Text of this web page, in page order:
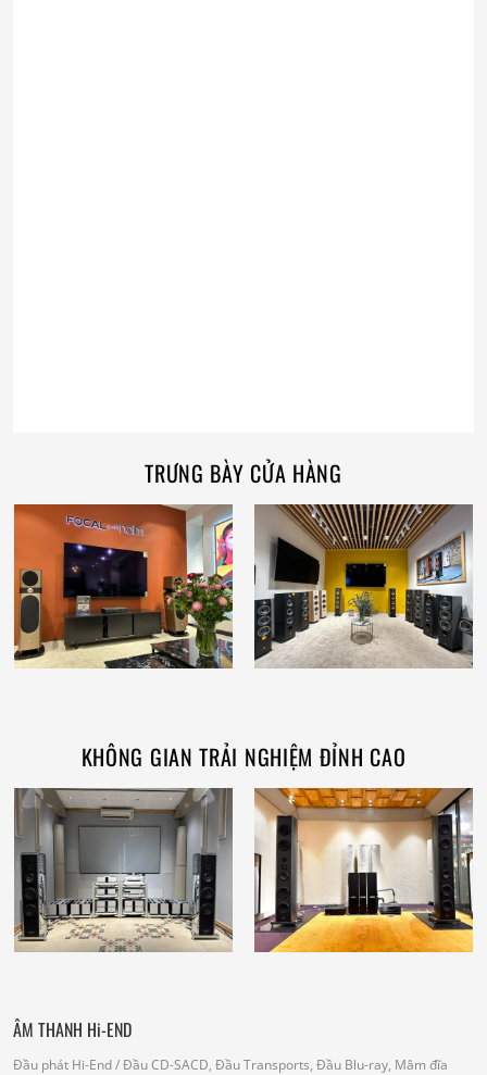
TRƯNG BÀY CỬA HÀNG
KHÔNG GIAN TRẢI NGHIỆM ĐỈNH CAO
ÂM THANH Hi-END
Đầu phát Hi-End/ Đầu CD-SACD, Đầu Transports, Đầu Blu-ray, Mâm đĩa